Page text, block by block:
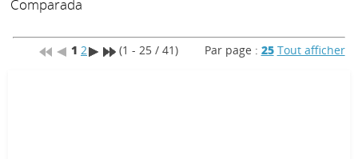
Comparada
1 2 (1 - 25 / 41) Par page : 25 Tout afficher